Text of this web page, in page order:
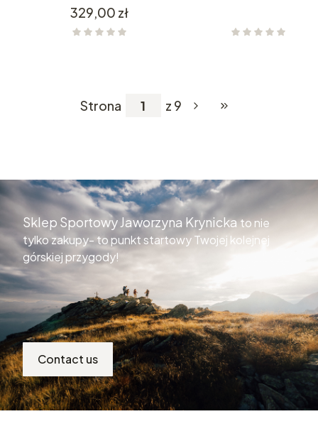
Cena
329,00 zł
Strona z 9 Przejdź do
Sklep Sportowy Jaworzyna Krynickato nie
tylko zakupy- to punkt startowy Twojej kolejnej
górskiej przygody!
Contact us